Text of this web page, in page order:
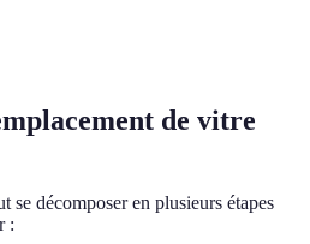
de vitre
se décomposer en plusieurs étapes
: